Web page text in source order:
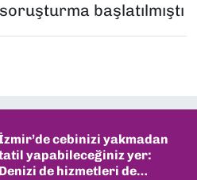
başlatılmıştı
cebinizi yakmadan
yapabileceğiniz yer:
Denizi de hizmetleri de